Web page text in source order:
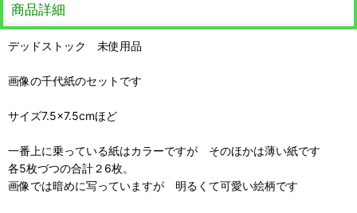
商品詳細
デッドストック 未使用品
画像の千代紙のセットです
サイズ7.5×7.5cmほど
一番上に乗っている紙はカラーですが そのほかは薄い紙です
各5枚づつの合計２6枚。
画像では暗めに写っていますが 明るくて可愛い絵柄です